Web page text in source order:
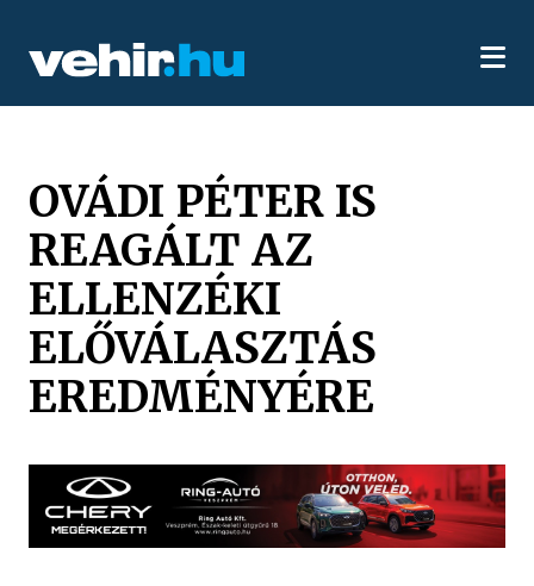
OVÁDI PÉTER IS
REAGÁLT AZ
ELLENZÉKI
ELŐVÁLASZTÁS
EREDMÉNYÉRE